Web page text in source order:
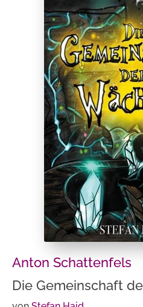
Anton Schattenfels
Die Gemeinschaft